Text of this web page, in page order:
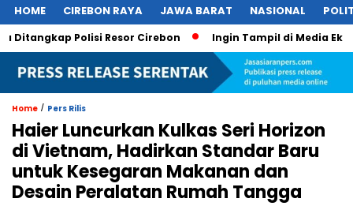
HOME CIREBON RAYA JAWA BARAT NASIONAL
Polisi Resor Cirebon Ingin Tampil di Media Ekonomi
Home / Pers Rilis
Haier Luncurkan Kulkas Seri Horizon
di Vietnam, Hadirkan Standar Baru
untuk Kesegaran Makanan dan
Desain Peralatan Rumah Tangga